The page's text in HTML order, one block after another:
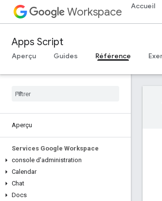
Workspace Accueil
Apps Script
Aperçu Guides Référence
Aperçu
Services Google Workspace
console d'administration
Calendar
Chat
Docs